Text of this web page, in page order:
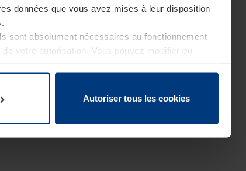
données que vous avez mises à leur disposition
sont absolument nécessaires au fonctionnement
votre autorisation. Vous pouvez modifier ou
Autoriser tous les cookies